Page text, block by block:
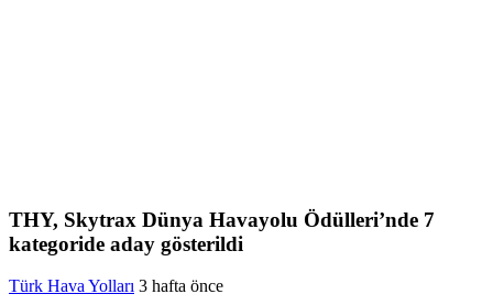
THY, Skytrax Dünya Havayolu Ödülleri’nde 7
kategoride aday gösterildi
Türk Hava Yolları 3 hafta önce